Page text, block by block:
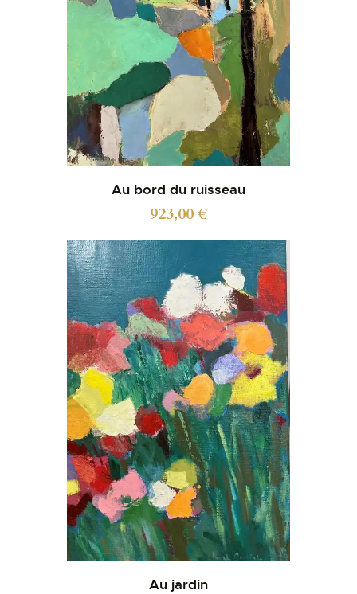
Au bord du ruisseau
923,00€
Au jardin